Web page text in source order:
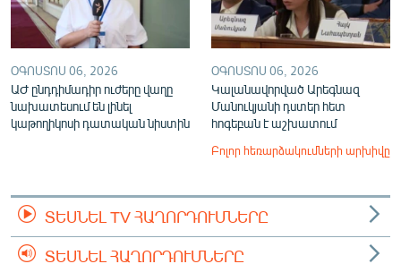
ՕԳՈՍՏՈՍ 06, 2026
ԱԺ ընդդիմադիր ուժերը վաղը
նախատեսում են լինել
կաթողիկոսի դատական նիստին
ՕԳՈՍՏՈՍ 06, 2026
Կալանավորված Արեգնազ
Մանուկյանի դստեր հետ
հոգեբան է աշխատում
Բոլոր հեռարձակումների արխիվը
ՏԵՍՆԵԼ TV ՀԱՂՈՐԴՈՒՄՆԵՐԸ
ՏԵՍՆԵԼ ՀԱՂՈՐԴՈՒՄՆԵՐԸ